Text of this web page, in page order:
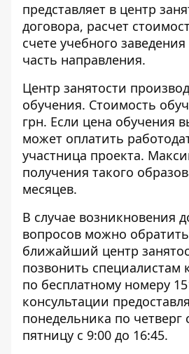
представляет в центр
договора, расчет
счете учебного
часть направления.
Центр занятости
обучения. Стоимость
грн. Если цена обучения
может оплатить
участница проекта.
получения такого
месяцев.
В случае возникновения
вопросов можно
ближайший центр
позвонить специалистам
по бесплатному номеру
консультации
понедельника по четверг
пятницу с 9:00 до 16:45.